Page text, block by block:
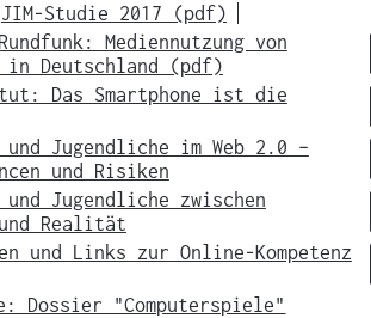
External
Link
JIM-Studie 2017 (pdf)
Mediennutzung von
in Deutschland (pdf)
Das Smartphone ist die
und Jugendliche im Web 2.0 –
und Risiken
Jugendliche zwischen
Realität
und Links zur Online-Kompetenz
Dossier "Computerspiele"